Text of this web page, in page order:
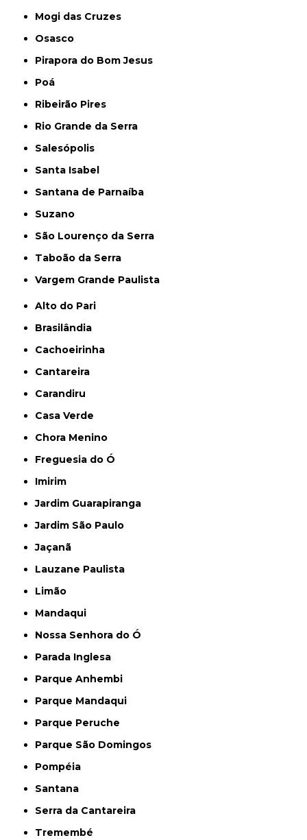
Mogi das Cruzes
Osasco
Pirapora do Bom Jesus
Poá
Ribeirão Pires
Rio Grande da Serra
Salesópolis
Santa Isabel
Santana de Parnaíba
Suzano
São Lourenço da Serra
Taboão da Serra
Vargem Grande Paulista
Alto do Pari
Brasilândia
Cachoeirinha
Cantareira
Carandiru
Casa Verde
Chora Menino
Freguesia do Ó
Imirim
Jardim Guarapiranga
Jardim São Paulo
Jaçanã
Lauzane Paulista
Limão
Mandaqui
Nossa Senhora do Ó
Parada Inglesa
Parque Anhembi
Parque Mandaqui
Parque Peruche
Parque São Domingos
Pompéia
Santana
Serra da Cantareira
Tremembé